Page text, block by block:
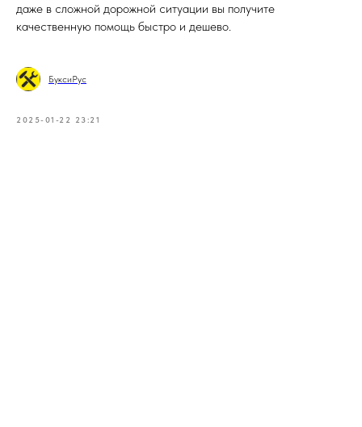
даже в сложной дорожной ситуации вы получите
качественную помощь быстро и дешево.
БуксиРус
2025-01-22 23:21